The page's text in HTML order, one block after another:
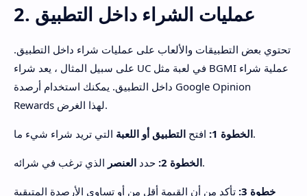
2. عمليات الشراء داخل التطبيق
تحتوي بعض التطبيقات والألعاب على عمليات شراء داخل التطبيق.
على سبيل المثال ، يعد شراء UC في لعبة مثل BGMI عملية شراء
داخل التطبيق. يمكنك استخدام أرصدة Google Opinion
Rewards
لهذا الغرض.
الخطوة 1: افتح التطبيق أو اللعبة التي تريد شراء شيء ما.
الخطوة 2: حدد العنصر الذي ترغب في شرائه.
خطوة 3: تأكد من أن القيمة أقل من أو تساوي الأرصدة المتبقية